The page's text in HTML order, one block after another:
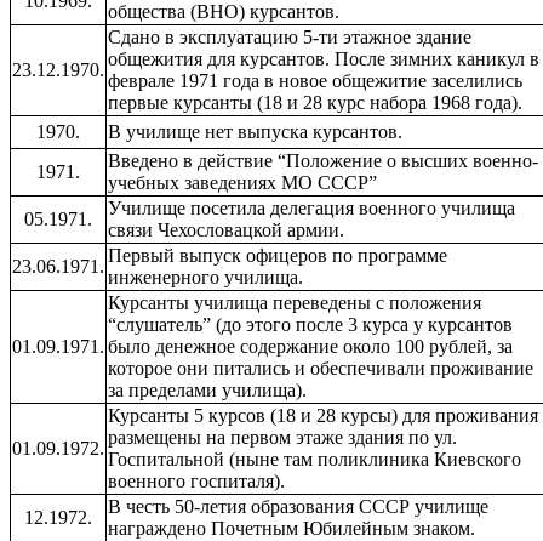
общества (ВНО) курсантов.
23.12.1970.
Сдано в эксплуатацию 5-ти этажное здание
общежития для курсантов. После зимних каникул в
феврале 1971 года в новое общежитие заселились
первые курсанты (18 и 28 курс набора 1968 года).
1970.
В училище нет выпуска курсантов.
1971.
Введено в действие “Положение о высших военно-
учебных заведениях МО СССР”
05.1971.
Училище посетила делегация военного училища
связи Чехословацкой армии.
23.06.1971.
Первый выпуск офицеров по программе
инженерного училища.
01.09.1971.
Курсанты училища переведены с положения
“слушатель” (до этого после 3 курса у курсантов
было денежное содержание около 100 рублей, за
которое они питались и обеспечивали проживание
за пределами училища).
01.09.1972.
Курсанты 5 курсов (18 и 28 курсы) для проживания
размещены на первом этаже здания по ул.
Госпитальной (ныне там поликлиника Киевского
военного госпиталя).
12.1972.
В честь 50-летия образования СССР училище
награждено Почетным Юбилейным знаком.